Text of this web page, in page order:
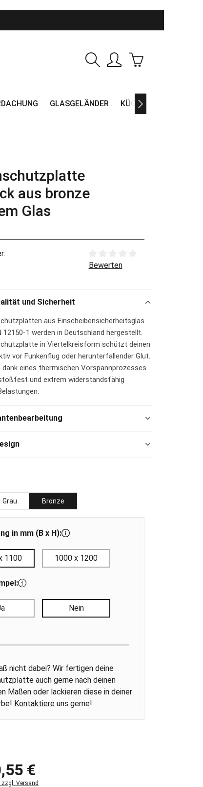
Warenkorb
GLASGELÄNDER KÜCHENRÜCKWAND
aus bronze
Glas
Durchschnittliche Bewertung
Bewerten
und Sicherheit
aus Einscheibensicherheitsglas
12150-1 werden in Deutschland hergestellt.
in Viertelkreisform schützt deinen
vor Funkenflug oder herunterfallender Glut.
dank eines thermischen Vorspannprozesses
und extrem widerstandsfähig
€
zzgl. Versand
Grau Bronze
in mm (B x H):
1100 1000 x 1200
Nein
nicht dabei? Wir fertigen deine
auch gerne nach deinen
Maßen oder lackieren diese in deiner
Kontaktiere uns gerne!